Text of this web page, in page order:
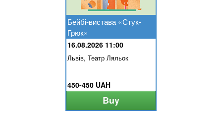
Бейбі-вистава «Стук-
Грюк»
16.08.2026 11:00
Львів, Театр Ляльок
450-450 UAH
Buy